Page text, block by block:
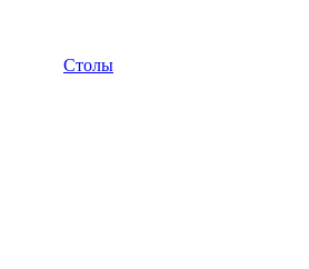
Столы